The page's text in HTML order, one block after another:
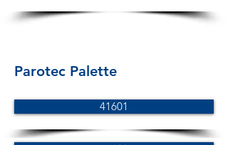
Parotec Palette
41601